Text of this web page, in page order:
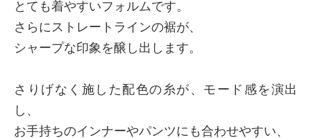
とても着やすいフォルムです。
さらにストレートラインの裾が、
シャープな印象を醸し出します。
さりげなく施した配色の糸が、モード感を演出
し、
お手持ちのインナーやパンツにも合わせやすい、